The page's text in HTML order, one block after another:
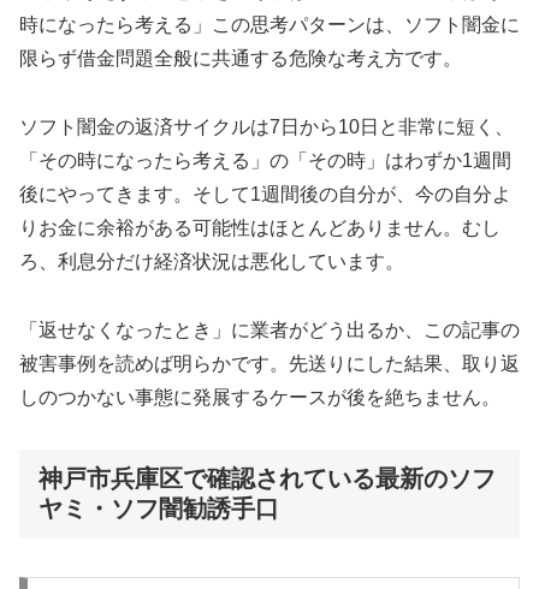
時になったら考える」この思考パターンは、ソフト闇金に
限らず借金問題全般に共通する危険な考え方です。
ソフト闇金の返済サイクルは7日から10日と非常に短く、
「その時になったら考える」の「その時」はわずか1週間
後にやってきます。そして1週間後の自分が、今の自分よ
りお金に余裕がある可能性はほとんどありません。むし
ろ、利息分だけ経済状況は悪化しています。
「返せなくなったとき」に業者がどう出るか、この記事の
被害事例を読めば明らかです。先送りにした結果、取り返
しのつかない事態に発展するケースが後を絶ちません。
神戸市兵庫区で確認されている最新のソフ
ヤミ・ソフ闇勧誘手口